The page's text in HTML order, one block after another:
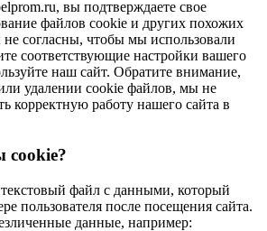
вы подтверждаете свое
файлов cookie и других похожих
согласны, чтобы мы использовали
соответствующие настройки вашего
наш сайт. Обратите внимание,
удалении cookie файлов, мы не
корректную работу нашего сайта в
cookie?
текстовый файл с данными, который
пользователя после посещения сайта.
данные, например: